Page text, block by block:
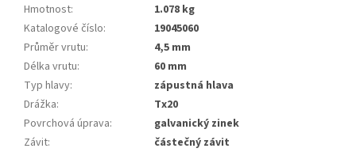
Hmotnost:
1.078 kg
Katalogové číslo:
19045060
Průměr vrutu:
4,5 mm
Délka vrutu:
60 mm
Typ hlavy:
zápustná hlava
Drážka:
Tx20
Povrchová úprava:
galvanický zinek
Závit:
částečný závit